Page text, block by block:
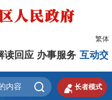
繁体
读回应 办事服务 互动交
  长者模式